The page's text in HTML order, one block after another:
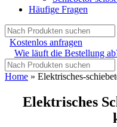
Häufige Fragen
Kostenlos anfragen
Wie läuft die Bestellung
Home » Elektrisches-
Elektrisches